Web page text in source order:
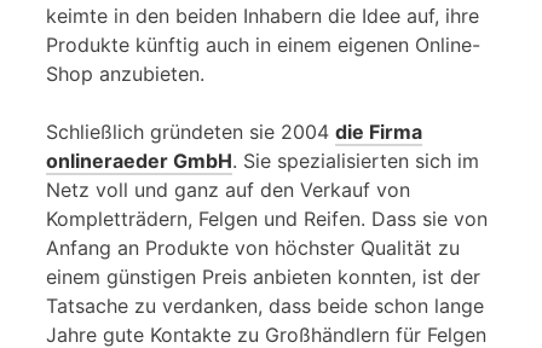
keimte in den beiden Inhabern die Idee auf, ihre
Produkte künftig auch in einem eigenen Online-
Shop anzubieten.
Schließlich gründeten sie 2004 die Firma
onlineraeder GmbH. Sie spezialisierten sich im
Netz voll und ganz auf den Verkauf von
Kompletträdern, Felgen und Reifen. Dass sie von
Anfang an Produkte von höchster Qualität zu
einem günstigen Preis anbieten konnten, ist der
Tatsache zu verdanken, dass beide schon lange
Jahre gute Kontakte zu Großhändlern für Felgen